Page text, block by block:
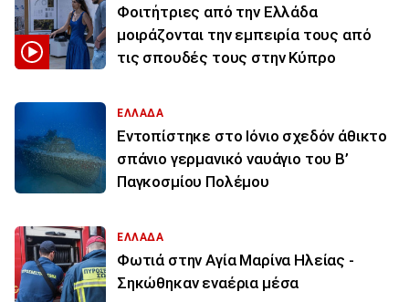
Φοιτήτριες από την Ελλάδα
μοιράζονται την εμπειρία τους από
τις σπουδές τους στην Κύπρο
ΕΛΛΑΔΑ
Εντοπίστηκε στο Ιόνιο σχεδόν άθικτο
σπάνιο γερμανικό ναυάγιο του Β’
Παγκοσμίου Πολέμου
ΕΛΛΑΔΑ
Φωτιά στην Aγία Μαρίνα Ηλείας -
Σηκώθηκαν εναέρια μέσα